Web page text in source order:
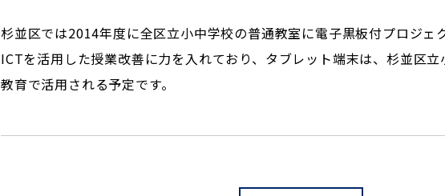
杉並区では2014年度に全区立小中学校の普通教室に電子黒板付プロジェ
ICTを活用した授業改善に力を入れており、タブレット端末は、杉並区
教育で活用される予定です。